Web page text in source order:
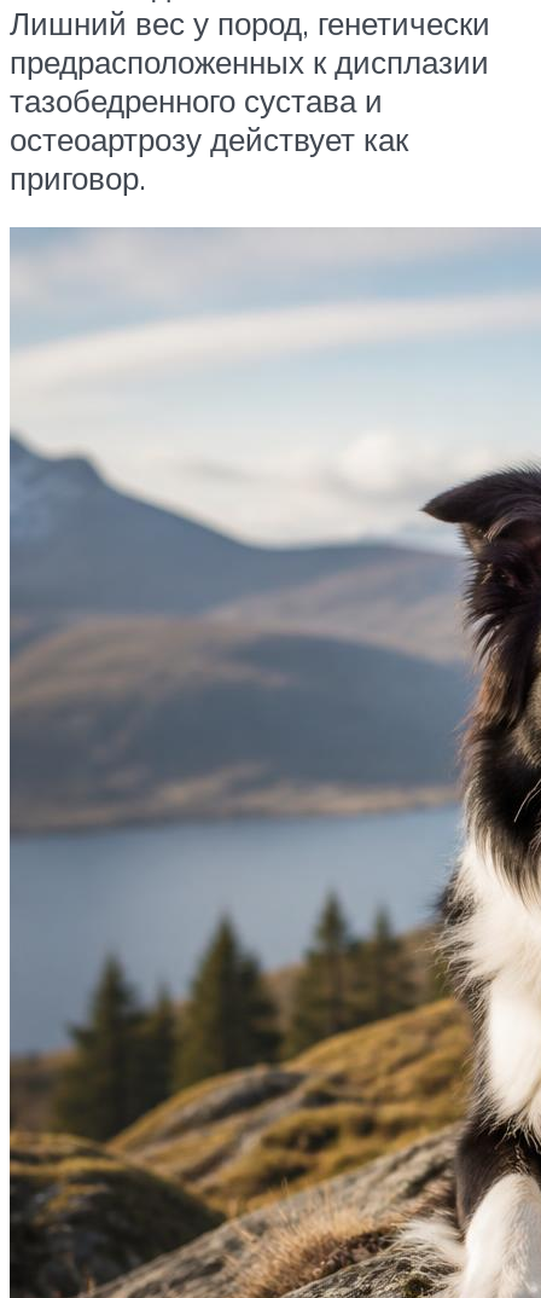
Лишний вес у пород, генетически
предрасположенных к дисплазии
тазобедренного сустава и
остеоартрозу действует как
приговор.